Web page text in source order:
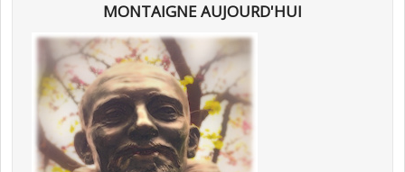
MONTAIGNE AUJOURD'HUI